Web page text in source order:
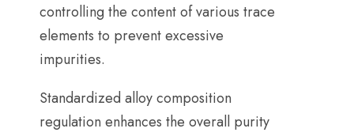
controlling the content of various trace
elements to prevent excessive
impurities.
Standardized alloy composition
regulation enhances the overall purity